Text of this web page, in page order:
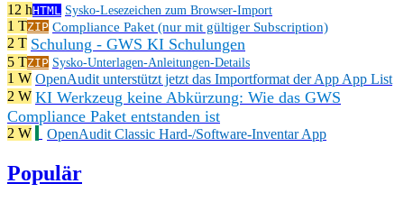
12 hHTML Sysko-Lesezeichen zum Browser-Import
1 TZIP Compliance Paket (nur mit gültiger Subscription)
2 T Schulung - GWS KI Schulungen
5 TZIP Sysko-Unterlagen-Anleitungen-Details
1 W OpenAudit unterstützt jetzt das Importformat der App App List
2 W KI Werkzeug keine Abkürzung: Wie das GWS
Compliance Paket entstanden ist
2 W OpenAudit Classic Hard-/Software-Inventar App
Populär